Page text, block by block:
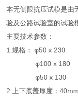
本无侧限抗压试模是由
验及公路试验室的试验
主要技术参数：
1.规格： φ50 x 230
φ100 x 180
φ50 x 130
2.上下底盖厚度：40mm